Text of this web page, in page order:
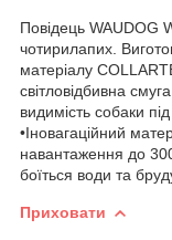
Повідець WAUDOG
чотирилапих.
матеріалу
світловідбивна
видимість собаки
•Іновагаційний
навантаження до
боїться води та
Приховати